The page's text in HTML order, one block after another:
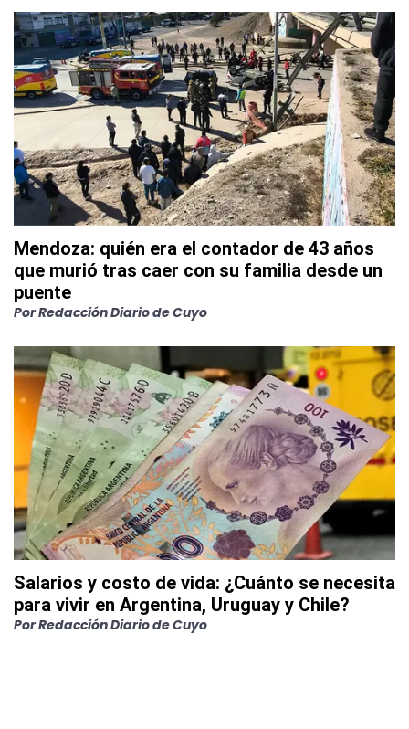
Mendoza: quién era el contador de 43 años
que murió tras caer con su familia desde un
puente
PorRedacción Diario de Cuyo
Salarios y costo de vida: ¿Cuánto se necesita
para vivir en Argentina, Uruguay y Chile?
PorRedacción Diario de Cuyo